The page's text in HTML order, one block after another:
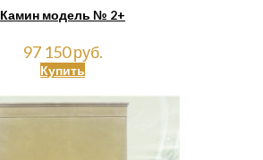
Камин модель № 2+
97 150 руб.
Купить